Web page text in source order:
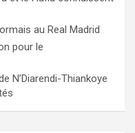
au Real Madrid
pour le
N’Diarendi-Thiankoye